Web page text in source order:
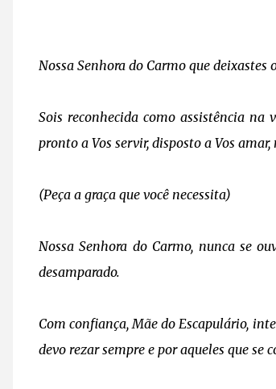
Nossa Senhora do Carmo que
Sois reconhecida como assistência na
pronto a Vos servir, disposto a Vos
(Peça a graça que você necessita)
Nossa Senhora do Carmo, nunca se
desamparado.
Com confiança, Mãe do Escapulário,
devo rezar sempre e por aqueles que se